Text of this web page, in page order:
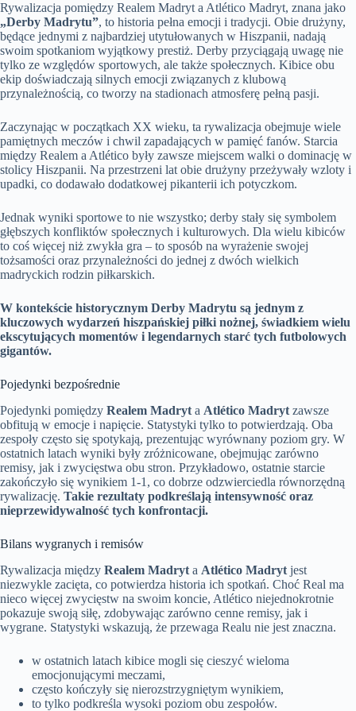
Rywalizacja pomiędzy Realem Madryt a Atlético Madryt, znana jako
„Derby Madrytu”, to historia pełna emocji i tradycji. Obie drużyny,
będące jednymi z najbardziej utytułowanych w Hiszpanii, nadają
swoim spotkaniom wyjątkowy prestiż. Derby przyciągają uwagę nie
tylko ze względów sportowych, ale także społecznych. Kibice obu
ekip doświadczają silnych emocji związanych z klubową
przynależnością, co tworzy na stadionach atmosferę pełną pasji.
Zaczynając w początkach XX wieku, ta rywalizacja obejmuje wiele
pamiętnych meczów i chwil zapadających w pamięć fanów. Starcia
między Realem a Atlético były zawsze miejscem walki o dominację w
stolicy Hiszpanii. Na przestrzeni lat obie drużyny przeżywały wzloty i
upadki, co dodawało dodatkowej pikanterii ich potyczkom.
Jednak wyniki sportowe to nie wszystko; derby stały się symbolem
głębszych konfliktów społecznych i kulturowych. Dla wielu kibiców
to coś więcej niż zwykła gra – to sposób na wyrażenie swojej
tożsamości oraz przynależności do jednej z dwóch wielkich
madryckich rodzin piłkarskich.
W kontekście historycznym Derby Madrytu są jednym z
kluczowych wydarzeń hiszpańskiej piłki nożnej, świadkiem wielu
ekscytujących momentów i legendarnych starć tych futbolowych
gigantów.
Pojedynki bezpośrednie
Pojedynki pomiędzy Realem Madryt a Atlético Madryt zawsze
obfitują w emocje i napięcie. Statystyki tylko to potwierdzają. Oba
zespoły często się spotykają, prezentując wyrównany poziom gry. W
ostatnich latach wyniki były zróżnicowane, obejmując zarówno
remisy, jak i zwycięstwa obu stron. Przykładowo, ostatnie starcie
zakończyło się wynikiem 1-1, co dobrze odzwierciedla równorzędną
rywalizację. Takie rezultaty podkreślają intensywność oraz
nieprzewidywalność tych konfrontacji.
Bilans wygranych i remisów
Rywalizacja między Realem Madryt a Atlético Madryt jest
niezwykle zacięta, co potwierdza historia ich spotkań. Choć Real ma
nieco więcej zwycięstw na swoim koncie, Atlético niejednokrotnie
pokazuje swoją siłę, zdobywając zarówno cenne remisy, jak i
wygrane. Statystyki wskazują, że przewaga Realu nie jest znaczna.
w ostatnich latach kibice mogli się cieszyć wieloma
emocjonującymi meczami,
często kończyły się nierozstrzygniętym wynikiem,
to tylko podkreśla wysoki poziom obu zespołów.